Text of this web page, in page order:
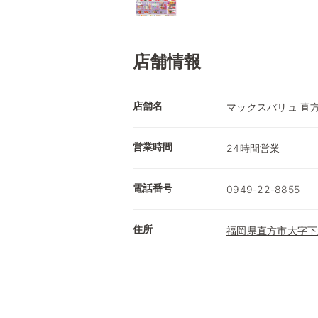
店舗情報
店舗名 マックスバリュ 直
営業時間 24時間営業
電話番号 0949-22-8855
住所 福岡県直方市大字